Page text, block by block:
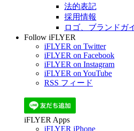
法的表記
採用情報
ロゴ、ブランドガ
Follow iFLYER
iFLYER on Twitter
iFLYER on Facebook
iFLYER on Instagram
iFLYER on YouTube
RSS フィード
iFLYER Apps
iFLYER iPhone